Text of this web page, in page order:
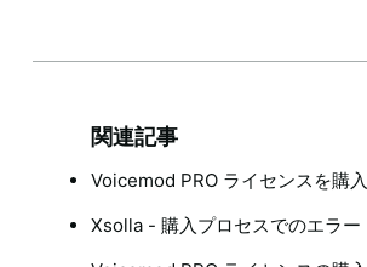
関連記事
Voicemod PRO ライセンスを購
Xsolla - 購入プロセスでのエラー